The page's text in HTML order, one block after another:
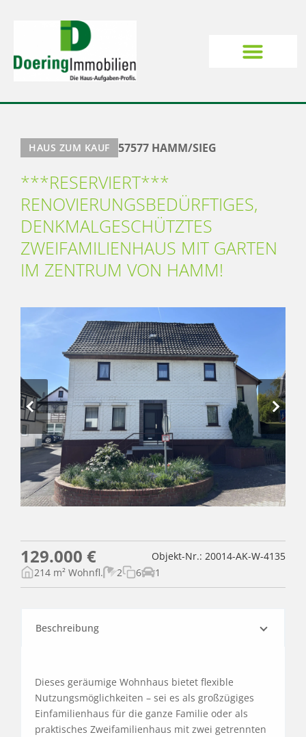
HAUS ZUM KAUF 57577 HAMM/SIEG
***RESERVIERT***
RENOVIERUNGSBEDÜRFTIGES,
DENKMALGESCHÜTZTES
ZWEIFAMILIENHAUS MIT GARTEN
IM ZENTRUM VON HAMM!
129.000 €
Objekt-Nr.: 20014-AK-W-4135
214 m² Wohnfl.
2 6 1
Beschreibung
Dieses geräumige Wohnhaus bietet flexible
Nutzungsmöglichkeiten – sei es als großzügiges
Einfamilienhaus für die ganze Familie oder als
praktisches Zweifamilienhaus mit zwei getrennten